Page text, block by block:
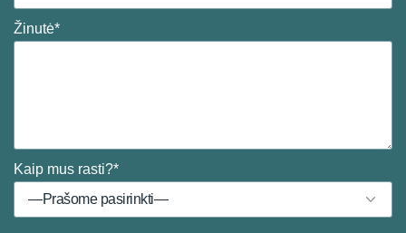
Žinutė*
Kaip mus rasti?*